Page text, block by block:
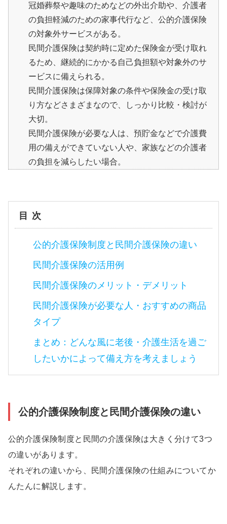
冠婚葬祭や趣味のためなどの外出介助や、介護者
の負担軽減のための家事代行など、公的介護保険
の対象外サービスがある。
民間介護保険は契約時に定めた保険金が受け取れ
るため、継続的にかかる自己負担額や対象外のサ
ービスに備えられる。
民間介護保険は保障対象の条件や保険金の受け取
り方などさまざまなので、しっかり比較・検討が
大切。
民間介護保険が必要な人は、預貯金などで介護費
用の備えができていない人や、家族などの介護者
の負担を減らしたい場合。
目次
公的介護保険制度と民間介護保険の違い
民間介護保険の活用例
民間介護保険のメリット・デメリット
民間介護保険が必要な人・おすすめの商品
タイプ
まとめ：どんな風に老後・介護生活を過ご
したいかによって備え方を考えましょう
公的介護保険制度と民間介護保険の違い
公的介護保険制度と民間の介護保険は大きく分けて3つ
の違いがあります。
それぞれの違いから、民間介護保険の仕組みについてか
んたんに解説します。